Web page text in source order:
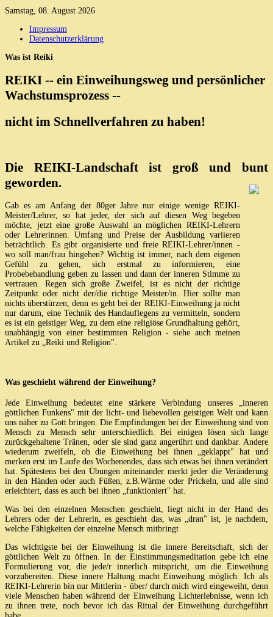
Samstag, 08. August 2026
Impressum
Datenschutzerklärung
Was ist Reiki
REIKI -- ein Einweihungsweg und persönlicher
Wachstumsprozess --
nicht im Schnellverfahren zu haben!
Die REIKI-Landschaft ist groß und bunt
geworden.
Gab es am Anfang der 80ger Jahre nur einige wenige REIKI-
Meister/Lehrer, so hat jeder, der sich auf diesen Weg begeben
möchte, jetzt eine große Auswahl an möglichen REIKI-Lehrern
oder Lehrerinnen. Umfang und Preise der Ausbildung variieren
beträchtlich. Es gibt organisierte und freie REIKI-Lehrer/innen -
wo soll man/frau hingehen? Wichtig ist immer, nach dem eigenen
Gefühl zu gehen, sich erstmal zu informieren, eine
Probebehandlung geben zu lassen und dann der inneren Stimme zu
vertrauen. Regen sich große Zweifel, ist es nicht der richtige
Zeitpunkt oder nicht der/die richtige Meister/in. Hier sollte man
nichts überstürzen, denn es geht bei der REIKI-Einweihung ja nicht
nur darum, eine Technik des Handauflegens zu vermitteln, sondern
es ist ein geistiger Weg, zu dem eine religiöse Grundhaltung gehört,
unabhängig von einer bestimmten Religion - siehe auch meinen
Artikel zu „Reiki und Religion".
Was geschieht während der Einweihung?
Jede Einweihung bedeutet eine stärkere Verbindung unseres „inneren
göttlichen Funkens" mit der licht- und liebevollen geistigen Welt und kann
uns näher zu Gott bringen. Die Empfindungen bei der Einweihung sind von
Mensch zu Mensch sehr unterschiedlich. Bei einigen lösen sich lange
zurückgehaltene Tränen, oder sie sind ganz angerührt und dankbar. Andere
wiederum zweifeln, ob die Einweihung bei ihnen „geklappt" hat und
merken erst im Laufe des Wochenendes, dass sich etwas bei ihnen verändert
hat. Spätestens bei den Übungen miteinander merkt jeder die Veränderung
in den Händen oder auch Füßen, z.B.Wärme oder Prickeln, und alle sind
erleichtert, dass es auch bei ihnen „funktioniert" hat.
Was bei den einzelnen Menschen geschieht, liegt nicht in der Hand des
Lehrers oder der Lehrerin, es geschieht das, was „dran" ist, je nachdem,
welche Fähigkeiten der einzelne Mensch mitbringt
Das wichtigste bei der Einweihung ist die innere Bereitschaft, sich der
göttlichen Welt zu öffnen. In der Einstimmungsmeditation gebe ich eine
Formulierung vor, die jede/r innerlich mitspricht, um die Einweihung
vorzubereiten. Diese innere Haltung macht Einweihung möglich. Ich als
REIKI-Lehrerin bin nur Mittlerin - über/ durch mich wird eingeweiht, denn
viele Menschen haben während der Einweihung Lichterlebnisse, wenn ich
zu ihnen trete, noch bevor ich das Ritual der Einweihung durchgeführt